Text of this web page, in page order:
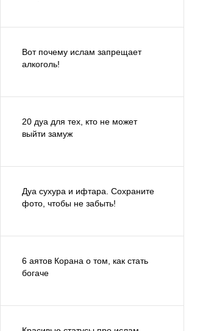
Вот почему ислам запрещает
алкоголь!
20 дуа для тех, кто не может
выйти замуж
Дуа сухура и ифтара. Сохраните
фото, чтобы не забыть!
6 аятов Корана о том, как стать
богаче